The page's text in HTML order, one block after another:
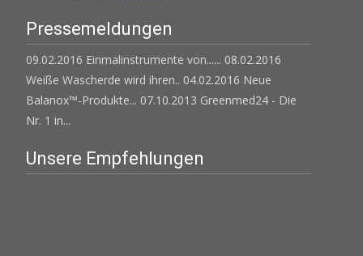
Pressemeldungen
09.02.2016 Einmalinstrumente von...... 08.02.2016
Weiße Wascherde wird ihren.. 04.02.2016 Neue
Balanox™-Produkte... 07.10.2013 Greenmed24 - Die
Nr. 1 in...
Unsere Empfehlungen